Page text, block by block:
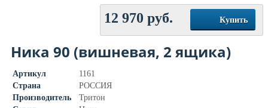
12 970 руб. Купить
Ника 90 (вишневая, 2 ящика)
Артикул
1161
Страна
РОССИЯ
Производитель
Тритон